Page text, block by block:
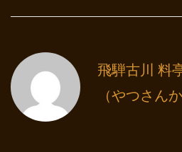
飛騨古川 料
（やつさんか